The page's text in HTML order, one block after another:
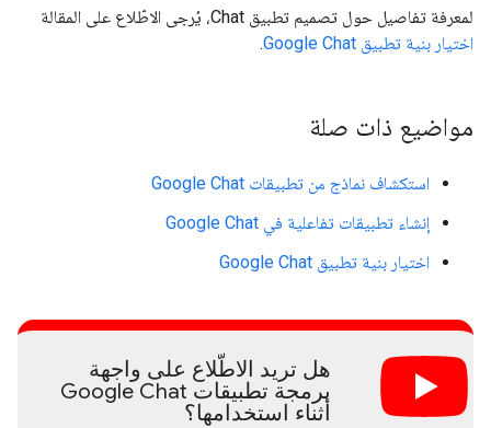
لمعرفة تفاصيل حول تصميم تطبيق Chat، يُرجى الاطّلاع على المقالة
اختيار بنية تطبيق Google Chat
.
مواضيع ذات صلة
استكشاف نماذج من تطبيقات Google Chat
إنشاء تطبيقات تفاعلية في Google Chat
اختيار بنية تطبيق Google Chat
هل تريد الاطّلاع على واجهة
برمجة تطبيقات Google Chat
أثناء استخدامها؟